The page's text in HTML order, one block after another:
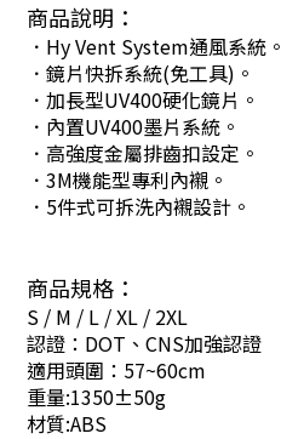
商品說明：
．Hy Vent System通風系統。
．鏡片快拆系統(免工具)。
．加長型UV400硬化鏡片。
．內置UV400墨片系統。
．高強度金屬排齒扣設定。
．3M機能型專利內襯。
．5件式可拆洗內襯設計。
商品規格：
S / M / L / XL / 2XL
認證：DOT、CNS加強認證
適用頭圍：57~60cm
重量:1350±50g
材質:ABS